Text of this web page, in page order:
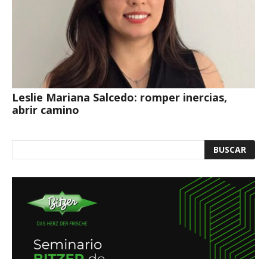
Leslie Mariana Salcedo: romper inercias,
abrir camino